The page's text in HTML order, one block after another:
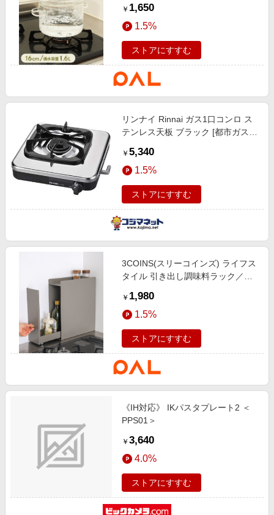
￥ 1,650
1.5%
ストアにすすむ
リンナイ Rinnai ガス1口コンロ ス
テンレス天板 ブラック [都市ガス
￥ 5,340
1.5%
ストアにすすむ
3COINS(スリーコインズ) ライフス
タイル 引き出し調味料ラック／
￥ 1,980
1.5%
ストアにすすむ
《IH対応》 IKパスタプレート2 ＜
PPS01＞
￥ 3,640
4.0%
ストアにすすむ